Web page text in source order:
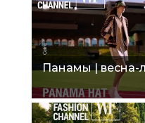
Панамы | весна-